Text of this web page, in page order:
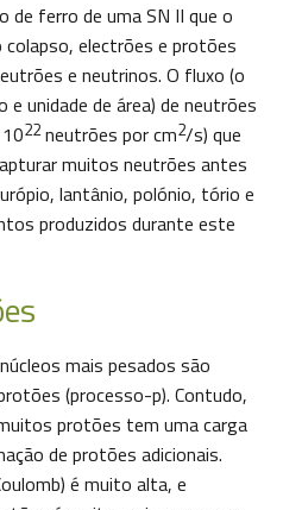
de ferro de uma SN II que o
electrões e protões
e neutrinos. O fluxo (o
unidade de área) de neutrões
22neutrões por cm2/s) que
muitos neutrões antes
lantânio, polónio, tório e
produzidos durante este
mais pesados são
(processo-p). Contudo,
protões tem uma carga
de protões adicionais.
é muito alta, e